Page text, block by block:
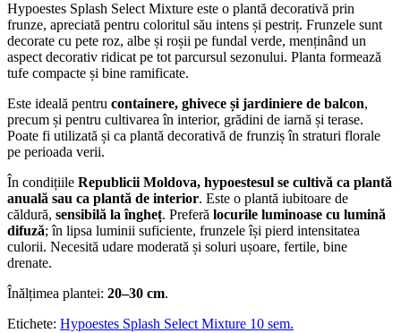
Hypoestes Splash Select Mixture este o plantă decorativă prin
frunze, apreciată pentru coloritul său intens și pestriț. Frunzele sunt
decorate cu pete roz, albe și roșii pe fundal verde, menținând un
aspect decorativ ridicat pe tot parcursul sezonului. Planta formează
tufe compacte și bine ramificate.
Este ideală pentru containere, ghivece și jardiniere de balcon,
precum și pentru cultivarea în interior, grădini de iarnă și terase.
Poate fi utilizată și ca plantă decorativă de frunziș în straturi florale
pe perioada verii.
În condițiile Republicii Moldova, hypoestesul se cultivă ca plantă
anuală sau ca plantă de interior. Este o plantă iubitoare de
căldură, sensibilă la îngheț. Preferă locurile luminoase cu lumină
difuză; în lipsa luminii suficiente, frunzele își pierd intensitatea
culorii. Necesită udare moderată și soluri ușoare, fertile, bine
drenate.
Înălțimea plantei: 20–30 cm.
Etichete: Hypoestes Splash Select Mixture 10 sem.